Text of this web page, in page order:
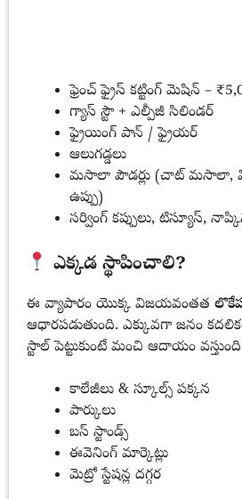
ఫ్రెంచ్ ఫ్రైస్ కట్టింగ్ మెషిన్ –
గ్యాస్ స్టౌ + ఎల్పీజీ సిలిండర్
ఫ్రైయింగ్ పాన్ / ఫ్రైయర్
ఆలుగడ్డలు
మసాలా పౌడర్లు (చాట్ మసాలా,
ఉప్పు)
సర్వింగ్ కప్పులు, టిస్యూస్,
ఎక్కడ స్థాపించాలి?
ఈ వ్యాపారం యొక్క విజయవంతత
ఆధారపడుతుంది. ఎక్కువగా జనం
స్టాల్ పెట్టుకుంటే మంచి ఆదాయం
కాలేజీలు & స్కూల్స్ పక్కన
పార్కులు
బస్ స్టాండ్స్
ఈవెనింగ్ మార్కెట్లు
మెట్రో స్టేషన్ల దగ్గర